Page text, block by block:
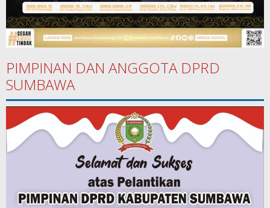
PIMPINAN DAN ANGGOTA DPRD
SUMBAWA